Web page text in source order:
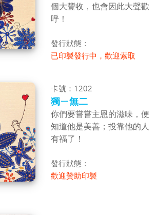
個大豐收，也會因此大聲歡
呼！
發行狀態：
已印製發行中，歡迎索取
卡號：1202
獨ㄧ無二
你們要嘗嘗主恩的滋味，便
知道他是美善；投靠他的人
有福了！
發行狀態：
歡迎贊助印製